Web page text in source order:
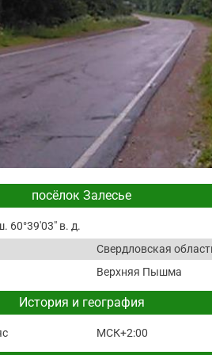
посёлок Залесье
60°39′03″ в. д.
Свердловская
Верхняя Пышма
История и география
МСК+2:00